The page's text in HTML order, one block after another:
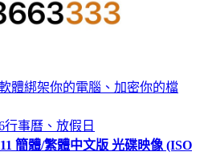
體綁架你的電腦、加密你的檔
行事曆、放假日
簡體/繁體中文版 光碟映像 (ISO